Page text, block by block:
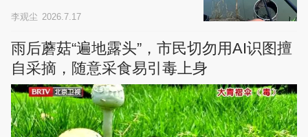
李观尘 2026.7.17
雨后蘑菇“遍地露头”，市民切勿用AI识图擅
自采摘，随意采食易引毒上身